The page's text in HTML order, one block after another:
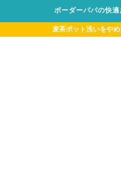
ボーダーパパの快
麦茶ポット洗いをやめ